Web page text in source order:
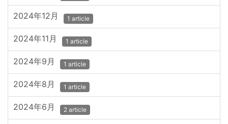
2024年12月 1 article
2024年11月 1 article
2024年9月 1 article
2024年8月 1 article
2024年6月 2 article